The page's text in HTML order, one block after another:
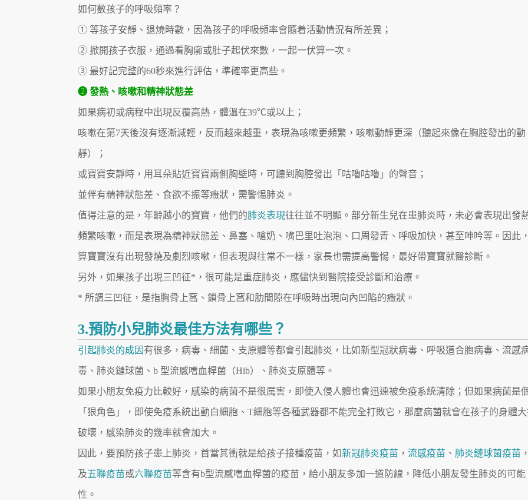
如何數孩子的呼吸頻率？
① 等孩子安靜、退燒時數，因為孩子的呼吸頻率會隨着活動情況有所差異；
② 掀開孩子衣服，通過看胸廓或肚子起伏來數，一起一伏算一次。
③ 最好記完整的60秒來進行評估，準確率更高些。
❷ 發熱、咳嗽和精神狀態差
如果病初或病程中出現反覆高熱，體溫在39℃或以上；
咳嗽在第7天後沒有逐漸減輕，反而越來越重，表現為咳嗽更頻繁，咳嗽動靜更深（聽起來像在胸腔發出的動
靜）；
或寶寶安靜時，用耳朵貼近寶寶兩側胸壁時，可聽到胸腔發出「咕嚕咕嚕」的聲音；
並伴有精神狀態差、食欲不振等癥狀，需警惕肺炎。
值得注意的是，年齡越小的寶寶，他們的肺炎表現往往並不明顯。部分新生兒在患肺炎時，未必會表現出發
頻繁咳嗽，而是表現為精神狀態差、鼻塞、嗆奶、嘴巴里吐泡泡、口周發青、呼吸加快，甚至呻吟等。因此
算寶寶沒有出現發燒及劇烈咳嗽，但表現與往常不一樣，家長也需提高警惕，最好帶寶寶就醫診斷。
另外，如果孩子出現三凹征*，很可能是重症肺炎，應儘快到醫院接受診斷和治療。
* 所謂三凹征，是指胸骨上窩、鎖骨上窩和肋間隙在呼吸時出現向內凹陷的癥狀。
3.預防小兒肺炎最佳方法有哪些？
引起肺炎的成因 有很多，病毒、細菌、支原體等都會引起肺炎，比如新型冠狀病毒、呼吸道合胞病毒、流感
毒、肺炎鏈球菌、b 型流感嗜血桿菌（Hib）、肺炎支原體等。
如果小朋友免疫力比較好，感染的病菌不是很厲害，即使入侵人體也會迅速被免疫系統清除；但如果病菌是
「狠角色」，即使免疫系統出動白細胞、T細胞等各種武器都不能完全打敗它，那麼病菌就會在孩子的身體
破壞，感染肺炎的幾率就會加大。
因此，要預防孩子患上肺炎，首當其衝就是給孩子接種疫苗，如新冠肺炎疫苗 ， 流感疫苗 、 肺炎鏈球菌疫苗
及五聯疫苗或六聯疫苗等含有b型流感嗜血桿菌的疫苗，給小朋友多加一道防線，降低小朋友發生肺炎的可能
性。